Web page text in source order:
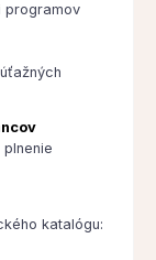
programov
katalógu: